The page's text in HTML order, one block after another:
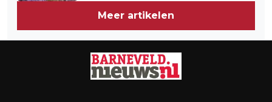
Meer artikelen